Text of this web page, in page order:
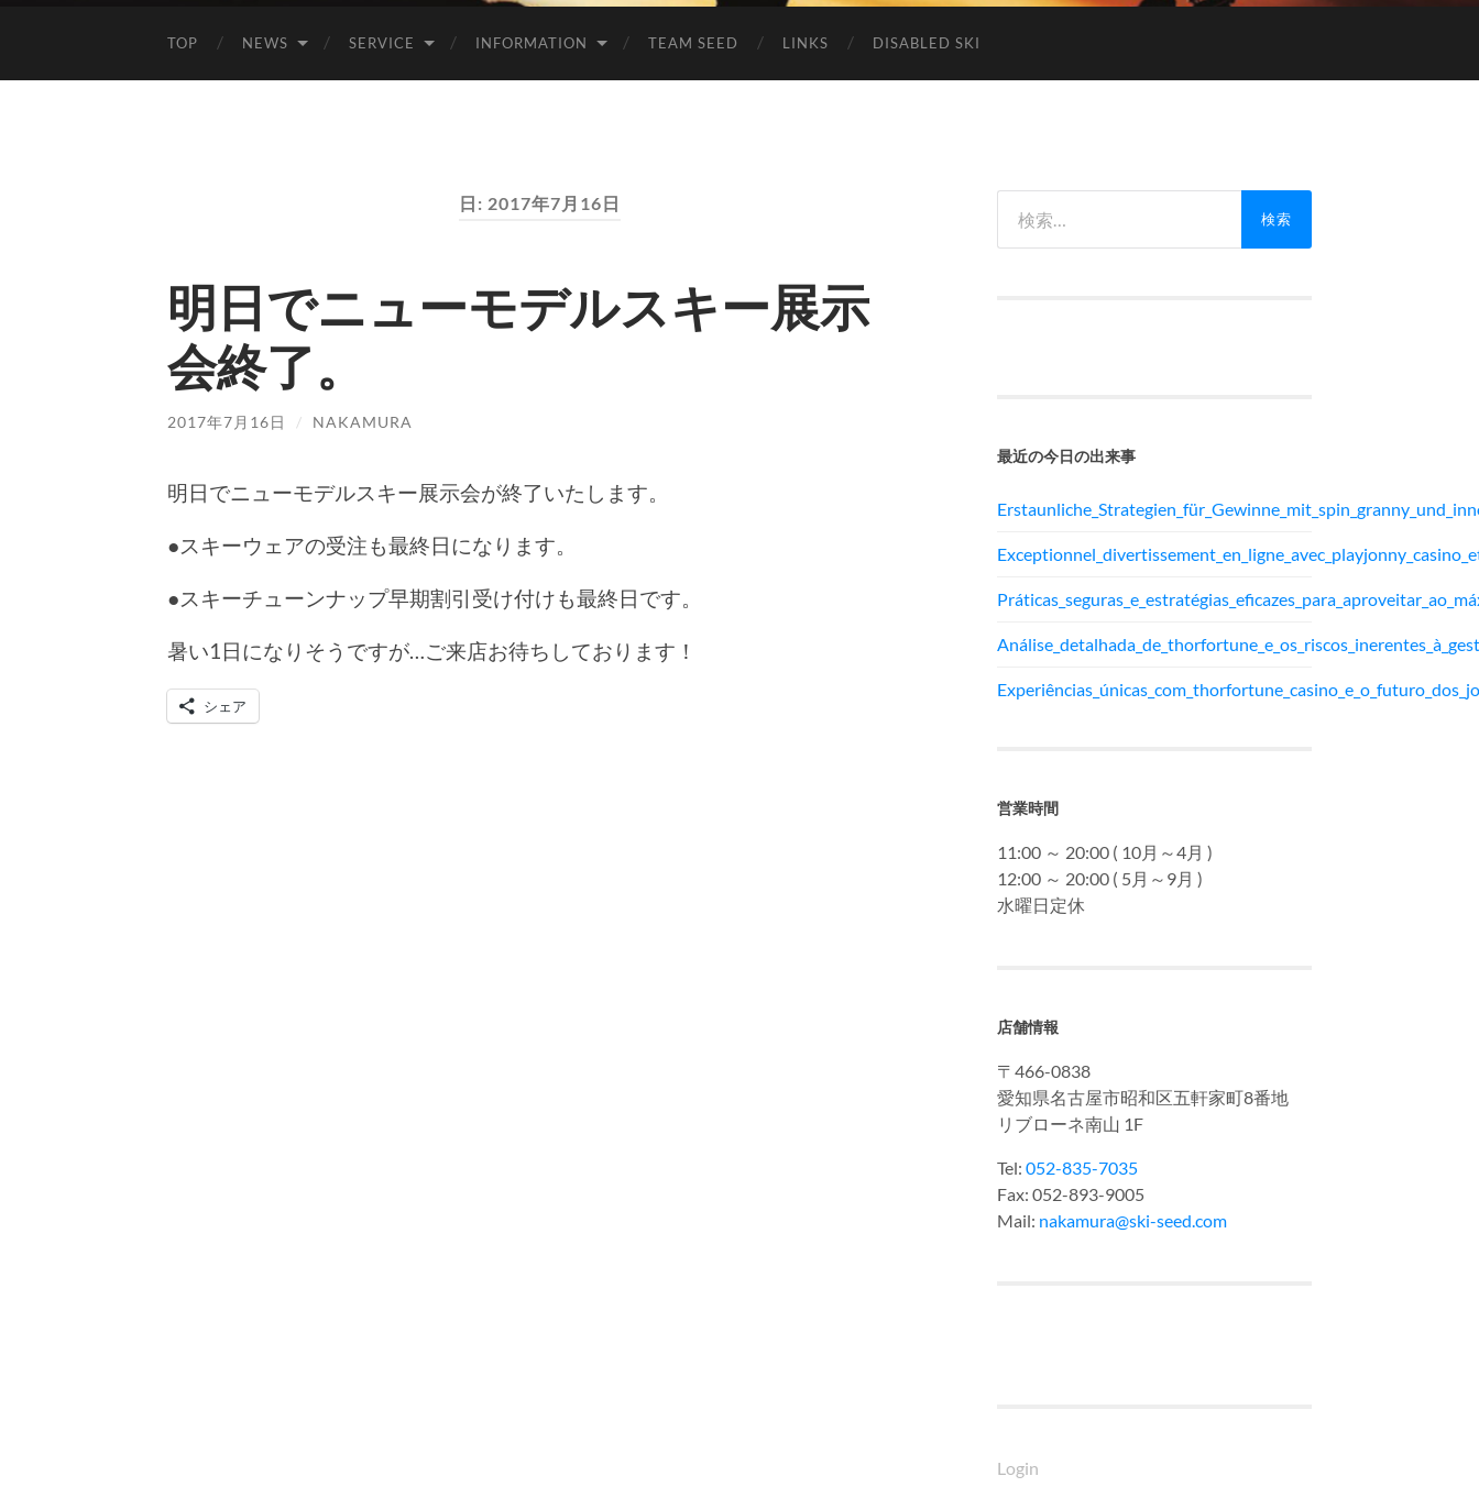
TOP NEWS SERVICE INFORMATION TEAM SEED LINKS DISABLED SKI
日: 2017年7月16日
明日でニューモデルスキー展示
会終了。
2017年7月16日 / NAKAMURA
明日でニューモデルスキー展示会が終了いたします。
●スキーウェアの受注も最終日になります。
●スキーチューンナップ早期割引受け付けも最終日です。
暑い1日になりそうですが…ご来店お待ちしております！
シェア
最近の今日の出来事
営業時間
11:00 ～ 20:00 ( 10月～4月 )
12:00 ～ 20:00 ( 5月～9月 )
水曜日定休
店舗情報
〒466-0838
愛知県名古屋市昭和区五軒家町8番地
リブローネ南山 1F
Tel: 052-835-7035
Fax: 052-893-9005
Mail: nakamura@ski-seed.com
Login